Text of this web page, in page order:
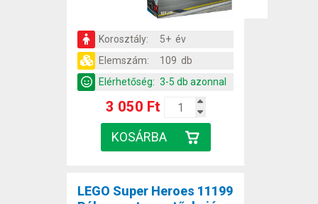
Korosztály:
5+ év
Elemszám:
109 db
Elérhetőség: 3-5 db azonnal
3 050 Ft
LEGO Super Heroes 11199